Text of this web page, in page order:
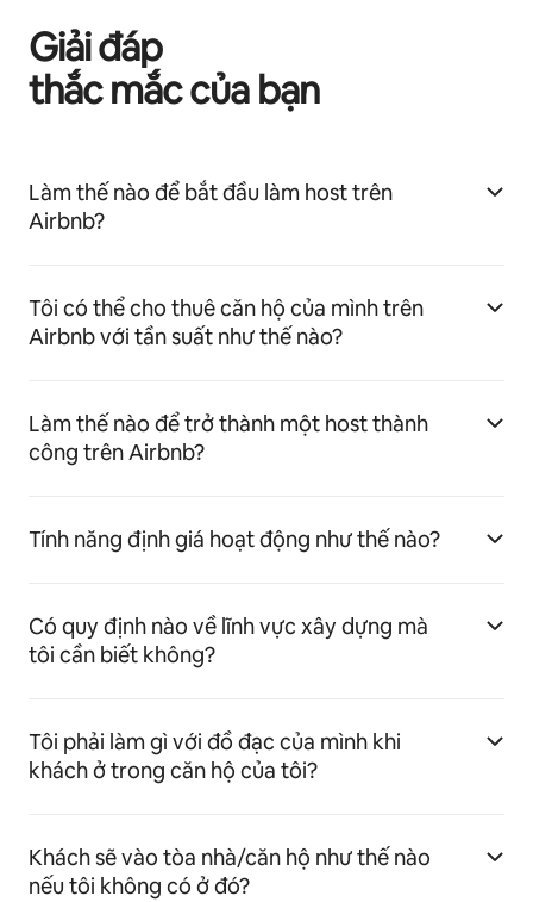
Giải đáp
thắc mắc của bạn
Làm thế nào để bắt đầu làm host trên
Airbnb?
Tôi có thể cho thuê căn hộ của mình trên
Airbnb với tần suất như thế nào?
Làm thế nào để trở thành một host thành
công trên Airbnb?
Tính năng định giá hoạt động như thế nào?
Có quy định nào về lĩnh vực xây dựng mà
tôi cần biết không?
Tôi phải làm gì với đồ đạc của mình khi
khách ở trong căn hộ của tôi?
Khách sẽ vào tòa nhà/căn hộ như thế nào
nếu tôi không có ở đó?